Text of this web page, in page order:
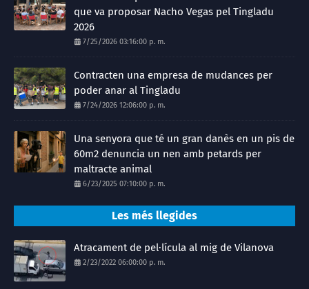
que va proposar Nacho Vegas pel Tingladu
2026
7/25/2026 03:16:00 p. m.
Contracten una empresa de mudances per
poder anar al Tingladu
7/24/2026 12:06:00 p. m.
Una senyora que té un gran danès en un pis de
60m2 denuncia un nen amb petards per
maltracte animal
6/23/2025 07:10:00 p. m.
Les més llegides
Atracament de pel·lícula al mig de Vilanova
2/23/2022 06:00:00 p. m.